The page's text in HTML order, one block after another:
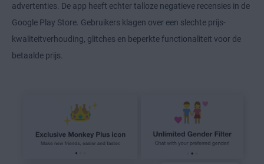
advertenties. De app heeft echter talloze negatieve recensies in de
Google Play Store. Gebruikers klagen over een slechte prijs-
kwaliteitverhouding, glitches en beperkte functionaliteit voor de
betaalde prijs.